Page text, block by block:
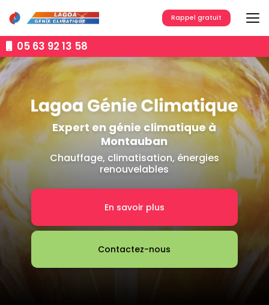
au
contenu
principal05 63 92 13 58
Rappel gratuit
Expert en génie climatique à
Montauban
Chauffage, climatisation, énergies
renouvelables
En savoir plus
Contactez-nous